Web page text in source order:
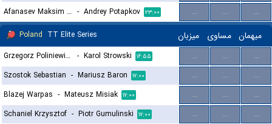
Afanasev Maksim Andreevich - Andrey Potapkov ۲۳:۰۰ ... ...
...
Poland TT Elite Series میزبان مساوی میهمان
Grzegorz Poliniewicz - Karol Strowski ۱۶:۵۵ ... ...
...
Szostok Sebastian - Mariusz Baron ۱۷:۰۰ ... ...
...
Blazej Warpas - Mateusz Misiak ۱۷:۰۰ ... ...
...
Schaniel Krzysztof - Piotr Gumulinski ۱۷:۰۰ ... ...
...